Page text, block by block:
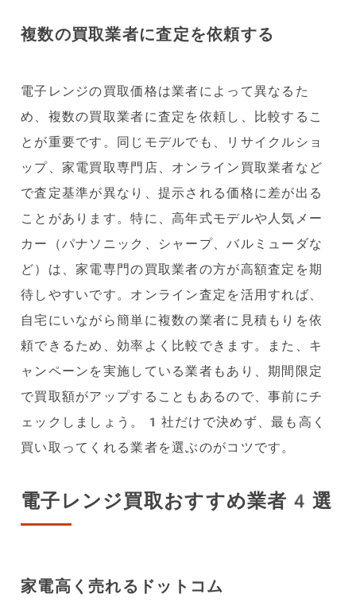
複数の買取業者に査定を依頼する
電子レンジの買取価格は業者によって異なるた
め、複数の買取業者に査定を依頼し、比較するこ
とが重要です。同じモデルでも、リサイクルショ
ップ、家電買取専門店、オンライン買取業者など
で査定基準が異なり、提示される価格に差が出る
ことがあります。特に、高年式モデルや人気メー
カー（パナソニック、シャープ、バルミューダな
ど）は、家電専門の買取業者の方が高額査定を期
待しやすいです。オンライン査定を活用すれば、
自宅にいながら簡単に複数の業者に見積もりを依
頼できるため、効率よく比較できます。また、キ
ャンペーンを実施している業者もあり、期間限定
で買取額がアップすることもあるので、事前にチ
ェックしましょう。1社だけで決めず、最も高く
買い取ってくれる業者を選ぶのがコツです。
電子レンジ買取おすすめ業者4選
家電高く売れるドットコム